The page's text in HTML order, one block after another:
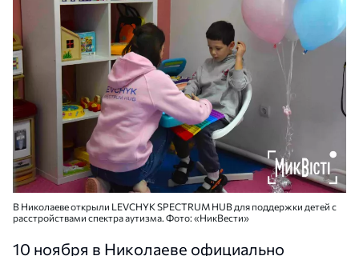
В Николаеве открыли LEVCHYK SPECTRUM HUB для поддержки детей с
расстройствами спектра аутизма. Фото: «НикВести»
10 ноября в Николаеве официально